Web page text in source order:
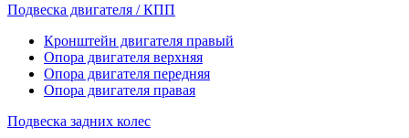
Подвеска двигателя / КПП
Кронштейн двигателя правый
Опора двигателя верхняя
Опора двигателя передняя
Опора двигателя правая
Подвеска задних колес